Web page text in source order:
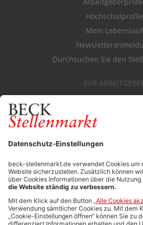
Hochschulprofile
Mein Lebenslauf
Durchsuchen Sie den
FÜR
Anzeigen-AGB
ALLGEMEIN
FAQs